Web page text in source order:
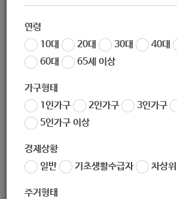
연령
10대
20대 30대 40대
60대
65세 이상
가구형태
1인가구
2인가구 3인가구
5인가구 이상
경제상황
일반
기초생활수급자 차상
주거형태